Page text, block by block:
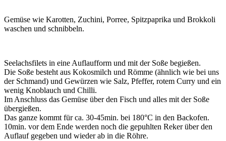
Gemüse wie Karotten, Zuchini, Porree, Spitzpaprika und Brokkoli
waschen und schnibbeln.
Seelachsfilets in eine Auflaufform und mit der Soße begießen.
Die Soße besteht aus Kokosmilch und Römme (ähnlich wie bei uns
der Schmand) und Gewürzen wie Salz, Pfeffer, rotem Curry und ein
wenig Knoblauch und Chilli.
Im Anschluss das Gemüse über den Fisch und alles mit der Soße
übergießen.
Das ganze kommt für ca. 30-45min. bei 180°C in den Backofen.
10min. vor dem Ende werden noch die gepuhlten Reker über den
Auflauf gegeben und wieder ab in die Röhre.